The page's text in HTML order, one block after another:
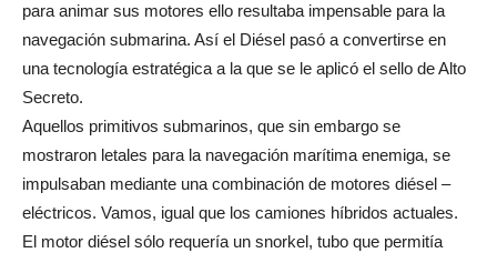
para animar sus motores ello resultaba impensable para la
navegación submarina. Así el Diésel pasó a convertirse en
una tecnología estratégica a la que se le aplicó el sello de Alto
Secreto.
Aquellos primitivos submarinos, que sin embargo se
mostraron letales para la navegación marítima enemiga, se
impulsaban mediante una combinación de motores diésel –
eléctricos. Vamos, igual que los camiones híbridos actuales.
El motor diésel sólo requería un snorkel, tubo que permitía